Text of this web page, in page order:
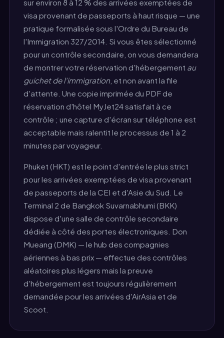
sur environ 8 à 12 % des arrivées exemptées de
visa provenant de passeports à haut risque — une
pratique formalisée sous l'Ordre du Bureau de
l'Immigration 327/2014. Si vous êtes sélectionné
pour un contrôle secondaire, on vous demandera
de montrer votre réservation d'hébergement au
guichet de l'immigration, et non avant la file
d'attente. Une copie imprimée du PDF de
réservation d'hôtel MyJet24 satisfait à ce
contrôle ; une capture d'écran sur téléphone est
acceptable mais ralentit le processus de 1 à 2
minutes par voyageur.
Phuket (HKT) est le point d'entrée le plus strict
pour les arrivées exemptées de visa provenant
de passeports de la CEI et d'Asie du Sud. Le
Terminal 2 de Bangkok Suvarnabhumi (BKK)
dispose d'une salle de contrôle secondaire
dédiée à côté des portes électroniques. Don
Mueang (DMK) — le hub des compagnies
aériennes à bas prix — effectue des contrôles
aléatoires plus légers mais la preuve
d'hébergement est toujours régulièrement
demandée pour les arrivées d'AirAsia et de
Scoot.